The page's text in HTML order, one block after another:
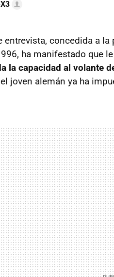
entrevista, concedida a la
ha manifestado que
la capacidad al volante
joven alemán ya ha